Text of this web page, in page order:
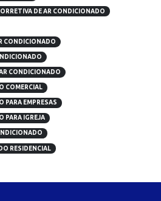
DE AR CONDICIONADO
CONDICIONADO
CONDICIONADO
COMERCIAL
PARA EMPRESAS
PARA IGREJA
RESIDENCIAL